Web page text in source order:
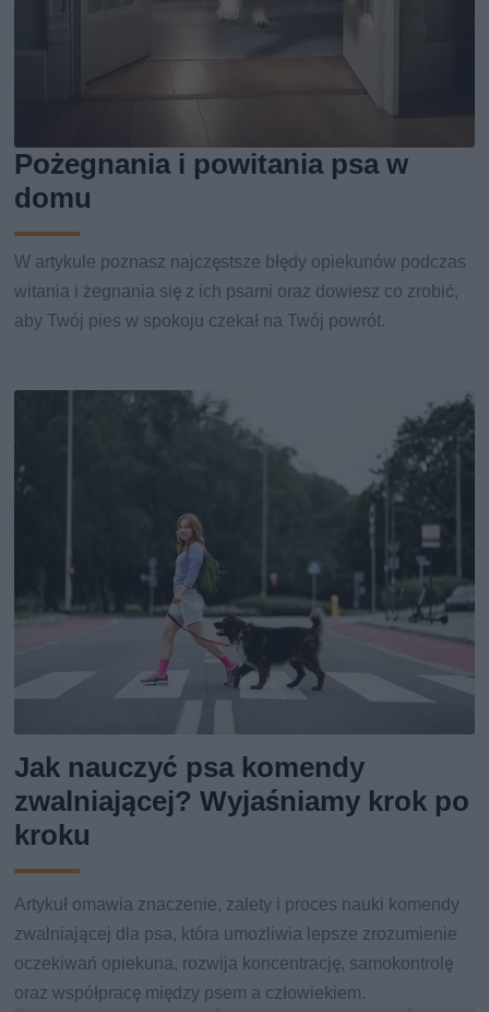
Pożegnania i powitania psa w
domu
W artykule poznasz najczęstsze błędy opiekunów podczas
witania i żegnania się z ich psami oraz dowiesz co zrobić,
aby Twój pies w spokoju czekał na Twój powrót.
Jak nauczyć psa komendy
zwalniającej? Wyjaśniamy krok po
kroku
Artykuł omawia znaczenie, zalety i proces nauki komendy
zwalniającej dla psa, która umożliwia lepsze zrozumienie
oczekiwań opiekuna, rozwija koncentrację, samokontrolę
oraz współpracę między psem a człowiekiem.